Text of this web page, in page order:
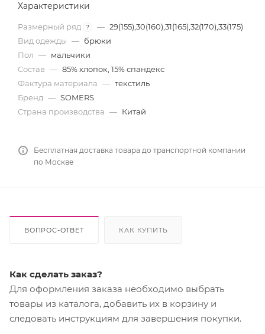
Характеристики
Размерный ряд ? — 29(155),30(160),31(165),32(170),33(175)
Вид одежды — брюки
Пол — мальчики
Состав — 85% хлопок, 15% спандекс
Фактура материала — текстиль
Бренд — SOMERS
Страна производства — Китай
Бесплатная доставка товара до транспортной компании
по Москве
ВОПРОС-ОТВЕТ КАК КУПИТЬ
Как сделать заказ?
Для оформления заказа необходимо выбрать
товары из каталога, добавить их в корзину и
следовать инструкциям для завершения покупки.